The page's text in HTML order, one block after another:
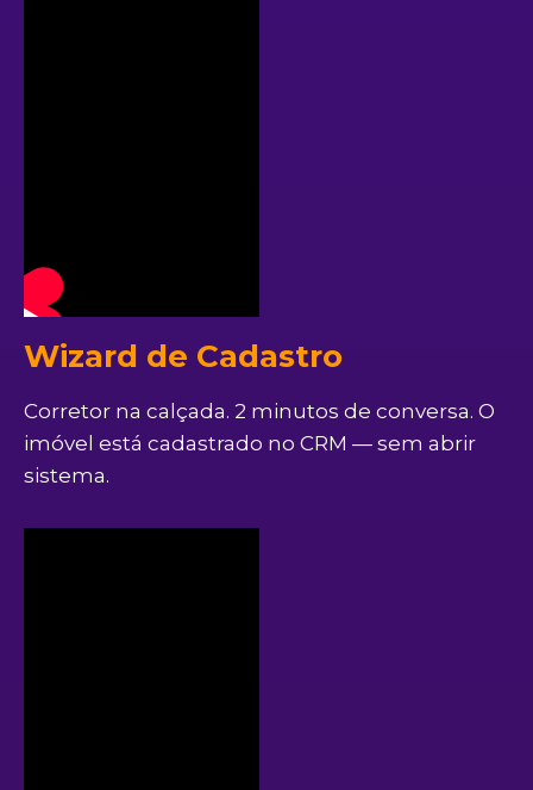
Wizard de Cadastro
Corretor na calçada. 2 minutos de conversa. O
imóvel está cadastrado no CRM — sem abrir
sistema.